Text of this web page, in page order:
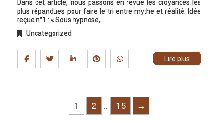
Dans cet article, nous passons en revue les croyances les
plus répandues pour faire le tri entre mythe et réalité. Idée
reçue n°1 : « Sous hypnose,
Uncategorized
Lire plus
1 2 … 15 →